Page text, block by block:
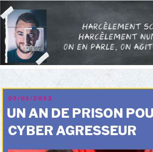
Aller
au
contenu
principal
INFOS
BLOG
VIDÉOS
CONTACTS
PUBLIÉ
LE
07/01/2022
UN AN DE PRISON
CYBER AGRESSEUR